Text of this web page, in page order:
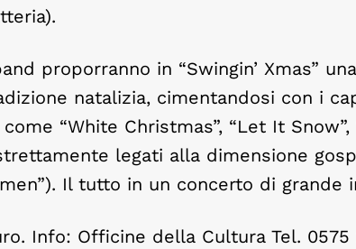
proporranno in “Swingin’ Xmas”
natalizia, cimentandosi con i
“White Christmas”, “Let It Snow”,
legati alla dimensione
Il tutto in un concerto di
Info: Officine della Cultura Tel. 0575